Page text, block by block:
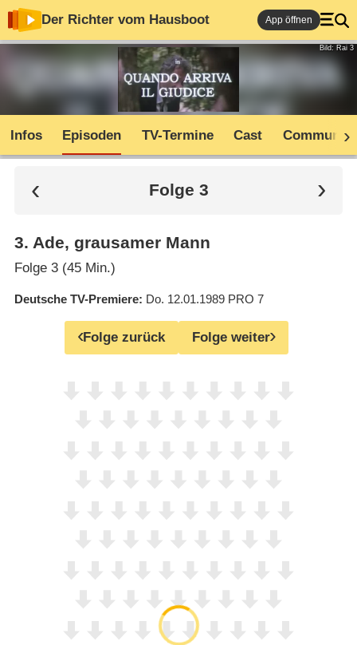
Der Richter vom Hausboot App öffnen
Bild: Rai 3
Infos Episoden TV-Termine Cast Community
Folge 3
3. Ade, grausamer Mann
Folge 3 (45 Min.)
Deutsche TV-Premiere Do. 12.01.1989 PRO 7
Folge zurück Folge weiter